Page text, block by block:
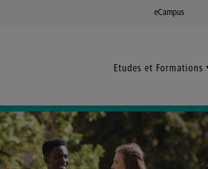
eCampus
Etudes et Formations